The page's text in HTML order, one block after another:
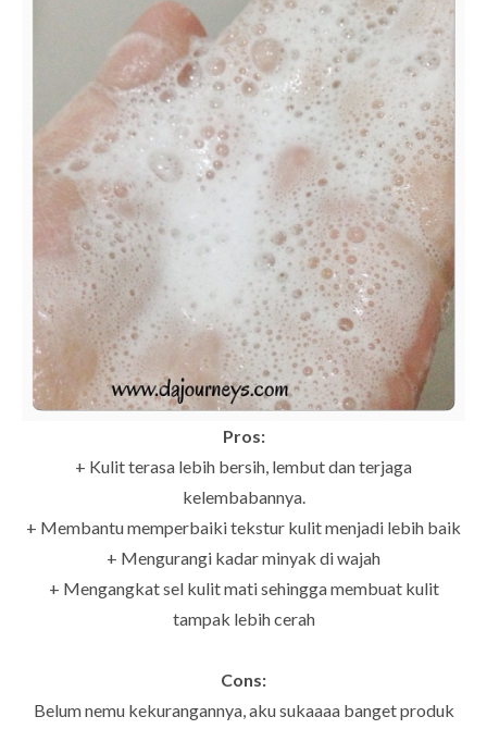
Pros:
+ Kulit terasa lebih bersih, lembut dan terjaga
kelembabannya.
+ Membantu memperbaiki tekstur kulit menjadi lebih baik
+ Mengurangi kadar minyak di wajah
+ Mengangkat sel kulit mati sehingga membuat kulit
tampak lebih cerah
Cons:
Belum nemu kekurangannya, aku sukaaaa banget produk